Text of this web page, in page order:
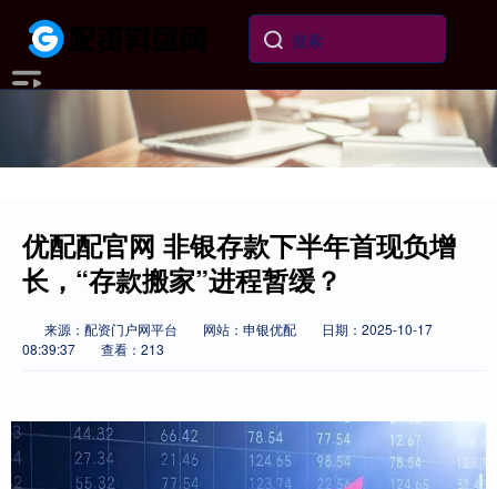
优配配官网 非银存款下半年首现负增
长，“存款搬家”进程暂缓？
来源：配资门户网平台 网站：申银优配
日期：2025-10-17
08:39:37
查看：213